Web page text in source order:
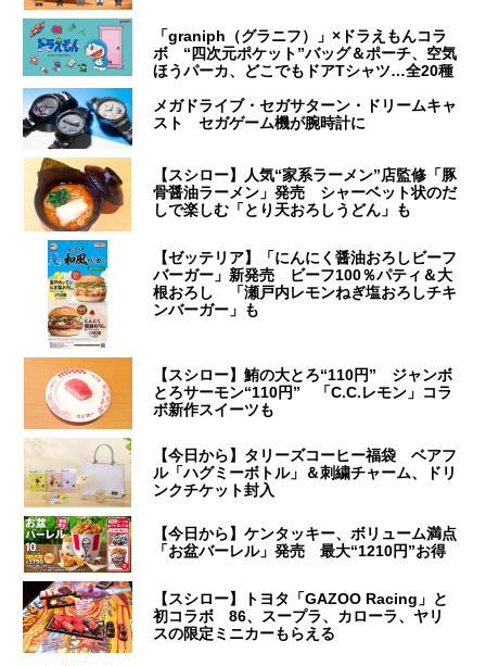
「graniph（グラニフ）」×ドラえもんコラ
ボ “四次元ポケット”バッグ＆ポーチ、空気
ほうパーカ、どこでもドアTシャツ…全20種
メガドライブ・セガサターン・ドリームキャ
スト セガゲーム機が腕時計に
【スシロー】人気“家系ラーメン”店監修「豚
骨醤油ラーメン」発売 シャーベット状のだ
しで楽しむ「とり天おろしうどん」も
【ゼッテリア】「にんにく醤油おろしビーフ
バーガー」新発売 ビーフ100％パティ＆大
根おろし 「瀬戸内レモンねぎ塩おろしチキ
ンバーガー」も
【スシロー】鮪の大とろ“110円” ジャンボ
とろサーモン“110円” 「C.C.レモン」コラ
ボ新作スイーツも
【今日から】タリーズコーヒー福袋 ベアフ
ル「ハグミーボトル」＆刺繍チャーム、ドリ
ンクチケット封入
【今日から】ケンタッキー、ボリューム満点
「お盆バーレル」発売 最大“1210円”お得
【スシロー】トヨタ「GAZOO Racing」と
初コラボ 86、スープラ、カローラ、ヤリ
スの限定ミニカーもらえる